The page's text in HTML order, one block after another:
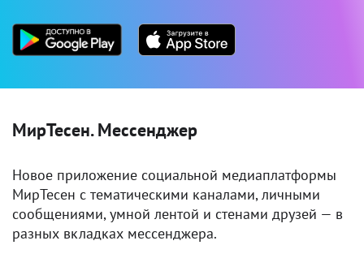
МирТесен. Мессенджер
Новое приложение социальной медиаплатформы
МирТесен с тематическими каналами, личными
сообщениями, умной лентой и стенами друзей — в
разных вкладках мессенджера.